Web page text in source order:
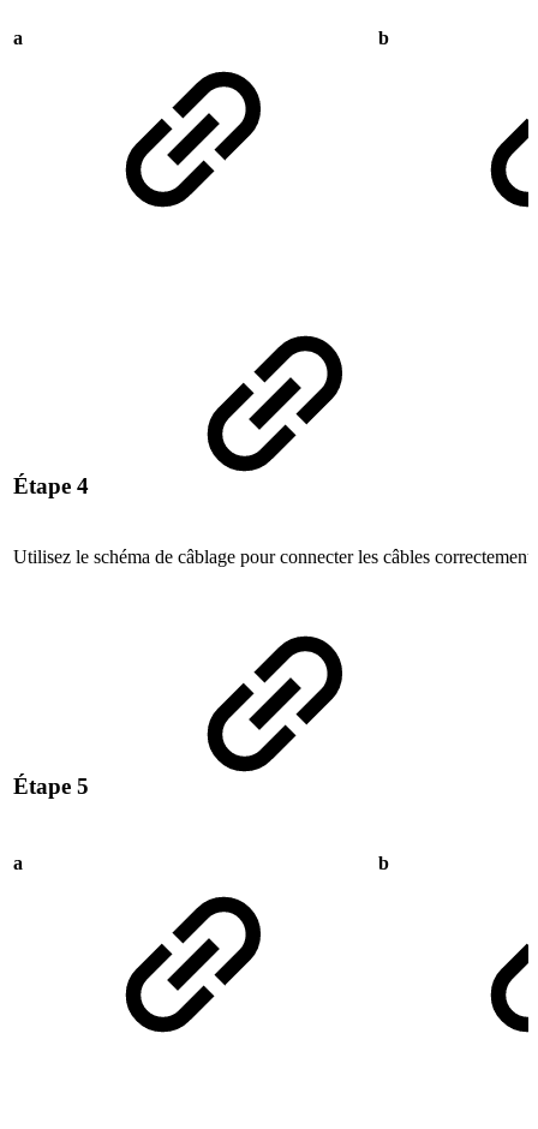
a b
Étape 4
Utilisez le schéma de câblage pour connecter les câbles correctement.
Étape 5
a b